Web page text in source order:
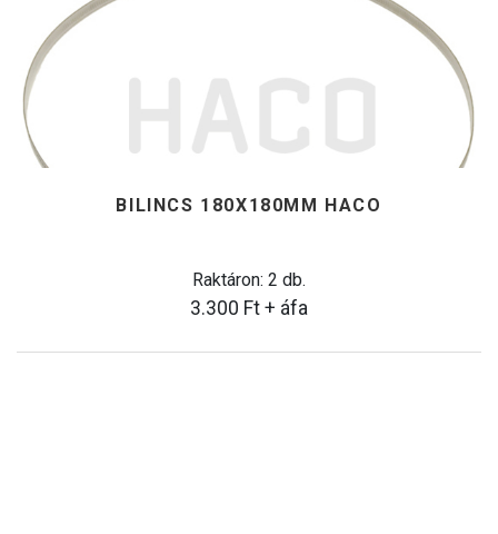
BILINCS 180X180MM HACO
Raktáron: 2 db.
3.300 Ft + áfa